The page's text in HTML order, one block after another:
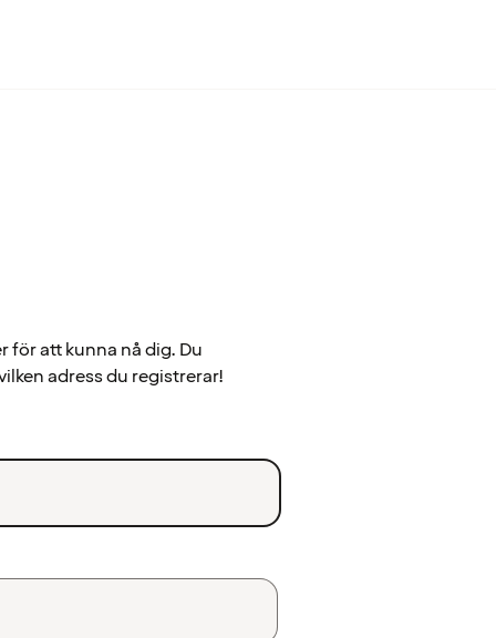
för att kunna nå dig. Du
adress du registrerar!